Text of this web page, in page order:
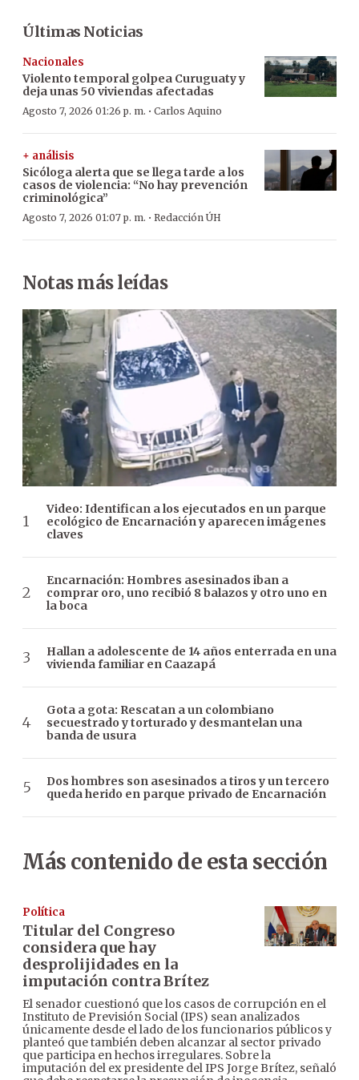
Últimas Noticias
Nacionales
Violento temporal golpea Curuguaty y
deja unas 50 viviendas afectadas
Agosto 7, 2026 01:26 p. m. · Carlos Aquino
+ análisis
Sicóloga alerta que se llega tarde a los
casos de violencia: “No hay prevención
criminológica”
Agosto 7, 2026 01:07 p. m. · Redacción ÚH
Notas más leídas
Video: Identifican a los ejecutados en un parque
ecológico de Encarnación y aparecen imágenes
claves
Encarnación: Hombres asesinados iban a
comprar oro, uno recibió 8 balazos y otro uno en
la boca
Hallan a adolescente de 14 años enterrada en una
vivienda familiar en Caazapá
Gota a gota: Rescatan a un colombiano
secuestrado y torturado y desmantelan una
banda de usura
Dos hombres son asesinados a tiros y un tercero
queda herido en parque privado de Encarnación
Más contenido de esta sección
Política
Titular del Congreso
considera que hay
desprolijidades en la
imputación contra Brítez
El senador cuestionó que los casos de corrupción en el
Instituto de Previsión Social (IPS) sean analizados
únicamente desde el lado de los funcionarios públicos y
planteó que también deben alcanzar al sector privado
que participa en hechos irregulares. Sobre la
imputación del ex presidente del IPS Jorge Brítez, señaló